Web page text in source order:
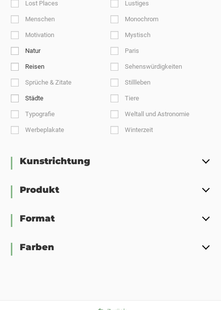
Lost Places Lustiges
Menschen Monochrom
Motivation Mystisch
Natur Paris
Reisen Sehenswürdigkeiten
Sprüche & Zitate Stillleben
Städte Tiere
Typografie Weltall und Astronomie
Werbeplakate Winterzeit
Kunstrichtung
Produkt
Format
Farben